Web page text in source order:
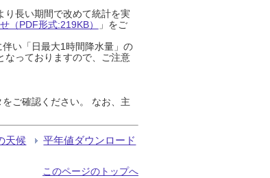
り長い期間で改めて統計を実
（PDF形式:219KB）
」をご
い「日最大1時間降水量」の
なっておりますので、ご注意
ご確認ください。 なお、主
天候 平年値ダウンロード
このページのトップへ